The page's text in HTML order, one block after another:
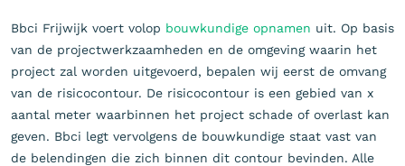
Bbci Frijwijk voert volop bouwkundige opnamen uit. Op basis
van de projectwerkzaamheden en de omgeving waarin het
project zal worden uitgevoerd, bepalen wij eerst de omvang
van de risicocontour. De risicocontour is een gebied van x
aantal meter waarbinnen het project schade of overlast kan
geven. Bbci legt vervolgens de bouwkundige staat vast van
de belendingen die zich binnen dit contour bevinden. Alle